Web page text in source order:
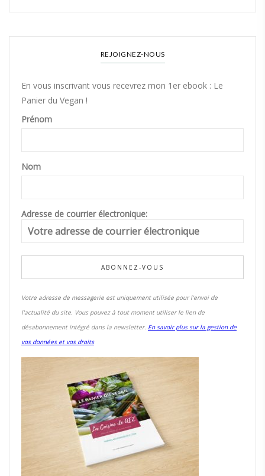
REJOIGNEZ-NOUS
En vous inscrivant vous recevrez mon 1er ebook : Le
Panier du Vegan !
Prénom
Nom
Adresse de courrier électronique:
Votre adresse de messagerie est uniquement utilisée pour l'envoi de
l'actualité du site. Vous pouvez à tout moment utiliser le lien de
désabonnement intégré dans la newsletter. En savoir plus sur la gestion de
vos données et vos droits